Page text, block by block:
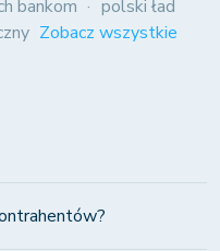
bankom
polski ład
Zobacz wszystkie